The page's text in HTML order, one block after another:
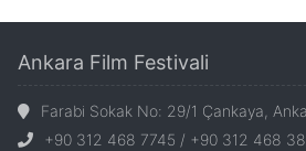
Ankara Film Festivali
Farabi Sokak No: 29/1 Çankaya,
+90 312 468 7745 / +90 312 468